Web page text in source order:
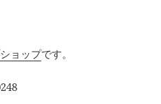
ョップです。